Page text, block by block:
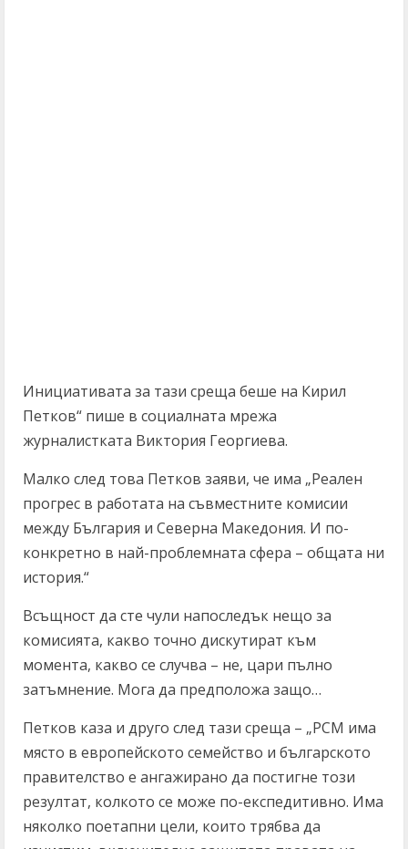
Инициативата за тази среща беше на Кирил
Петков“ пише в социалната мрежа
журналистката Виктория Георгиева.
Малко след това Петков заяви, че има „Реален
прогрес в работата на съвместните комисии
между България и Северна Македония. И по-
конкретно в най-проблемната сфера – общата ни
история.“
Всъщност да сте чули напоследък нещо за
комисията, какво точно дискутират към
момента, какво се случва – не, цари пълно
затъмнение. Мога да предположа защо…
Петков каза и друго след тази среща – „РСМ има
място в европейското семейство и българското
правителство е ангажирано да постигне този
резултат, колкото се може по-експедитивно. Има
няколко поетапни цели, които трябва да